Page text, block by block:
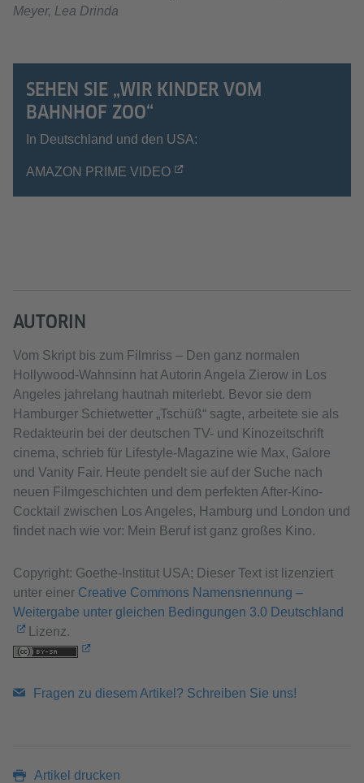
Meyer, Lea Drinda
SEHEN SIE „WIR KINDER VOM
BAHNHOF ZOO“
In Deutschland und den USA:
AMAZON PRIME VIDEO
AUTORIN
Vom Skript bis zum Filmriss – Den ganz normalen
Hollywood-Wahnsinn hat Autorin Angela Zierow in Los
Angeles jahrelang hautnah miterlebt. Bevor sie dem
Hamburger Schietwetter „Tschüß“ sagte, arbeitete sie als
Redakteurin bei der deutschen TV- und Kinozeitschrift
cinema, schrieb für Lifestyle-Magazine wie Max, Galore
und Vanity Fair. Heute pendelt sie auf der Suche nach
neuen Filmgeschichten und dem perfekten After-Kino-
Cocktail zwischen Los Angeles, Hamburg und London und
findet nach wie vor: Mein Beruf ist ganz großes Kino.
Copyright: Goethe-Institut USA; Dieser Text ist lizenziert
unter einer Creative Commons Namensnennung –
Weitergabe unter gleichen Bedingungen 3.0 Deutschland
Lizenz.
Fragen zu diesem Artikel? Schreiben Sie uns!
Artikel drucken